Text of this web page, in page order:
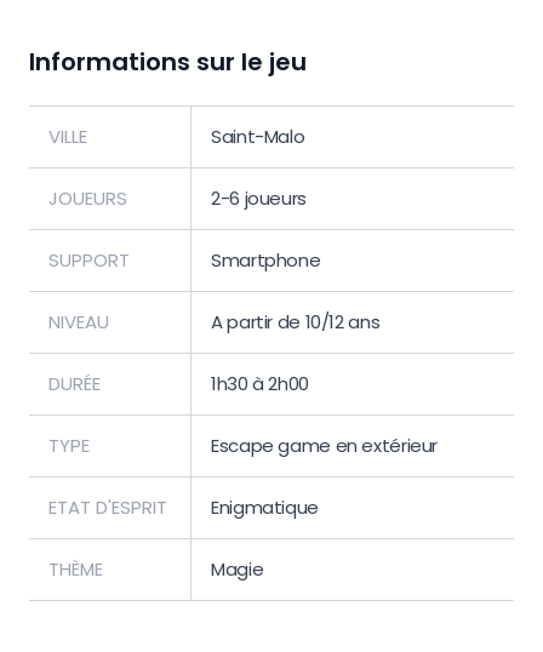
Informations sur le jeu
VILLE Saint-Malo
JOUEURS 2-6 joueurs
SUPPORT Smartphone
NIVEAU A partir de 10/12 ans
DURÉE 1h30 à 2h00
TYPE Escape game en extérieur
ETAT D'ESPRIT Enigmatique
THÈME Magie